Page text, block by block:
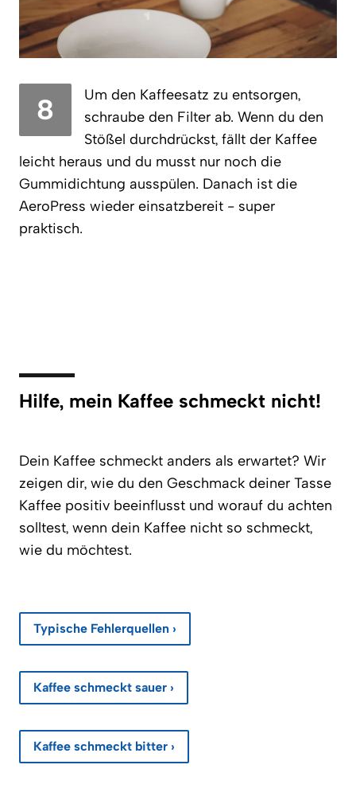
8
Um den Kaffeesatz zu entsorgen,
schraube den Filter ab. Wenn du den
Stößel durchdrückst, fällt der Kaffee
leicht heraus und du musst nur noch die
Gummidichtung ausspülen. Danach ist die
AeroPress wieder einsatzbereit - super
praktisch.
Hilfe, mein Kaffee schmeckt nicht!
Dein Kaffee schmeckt anders als erwartet? Wir
zeigen dir, wie du den Geschmack deiner Tasse
Kaffee positiv beeinflusst und worauf du achten
solltest, wenn dein Kaffee nicht so schmeckt,
wie du möchtest.
Typische Fehlerquellen ›
Kaffee schmeckt sauer ›
Kaffee schmeckt bitter ›